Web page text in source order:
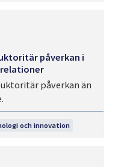
och innovation
påverkan i
påverkan än